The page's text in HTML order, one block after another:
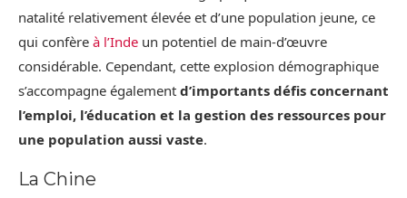
natalité relativement élevée et d’une population jeune, ce
qui confère à l’Inde un potentiel de main-d’œuvre
considérable. Cependant, cette explosion démographique
s’accompagne également d’importants défis concernant
l’emploi, l’éducation et la gestion des ressources pour
une population aussi vaste.
La Chine